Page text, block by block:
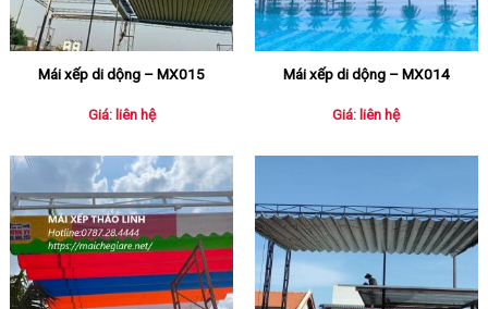
Mái xếp di dộng – MX015
Giá: liên hệ
Mái xếp di dộng – MX014
Giá: liên hệ